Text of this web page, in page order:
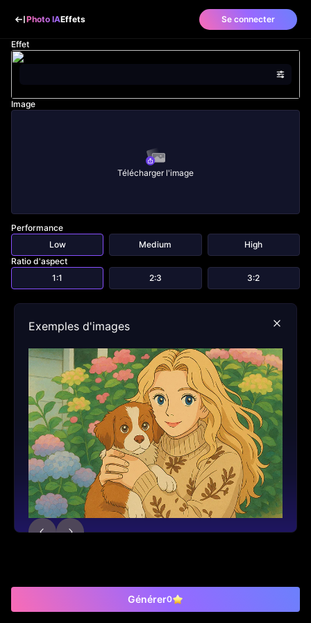
Photo IAEffets Se connecter
Effet
Image
Télécharger l'image
Performance
Low
Medium
High
Ratio d'aspect
1:1
2:3 3:2
Générer0
Exemples d'images